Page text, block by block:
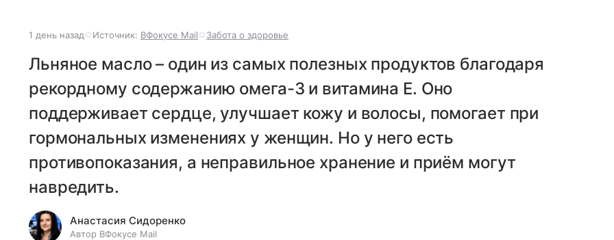
1 день назад Источник: ВФокусе Mail Забота о здоровье
Льняное масло – один из самых полезных продуктов благодаря
рекордному содержанию омега-3 и витамина Е. Оно
поддерживает сердце, улучшает кожу и волосы, помогает при
гормональных изменениях у женщин. Но у него есть
противопоказания, а неправильное хранение и приём могут
навредить.
Анастасия Сидоренко
Автор ВФокусе Mail